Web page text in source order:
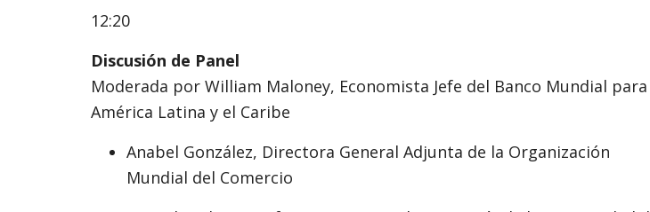
12:20
Discusión de Panel
Moderada por William Maloney, Economista Jefe del Banco Mundial para
América Latina y el Caribe
Anabel González, Directora General Adjunta de la Organización
Mundial del Comercio